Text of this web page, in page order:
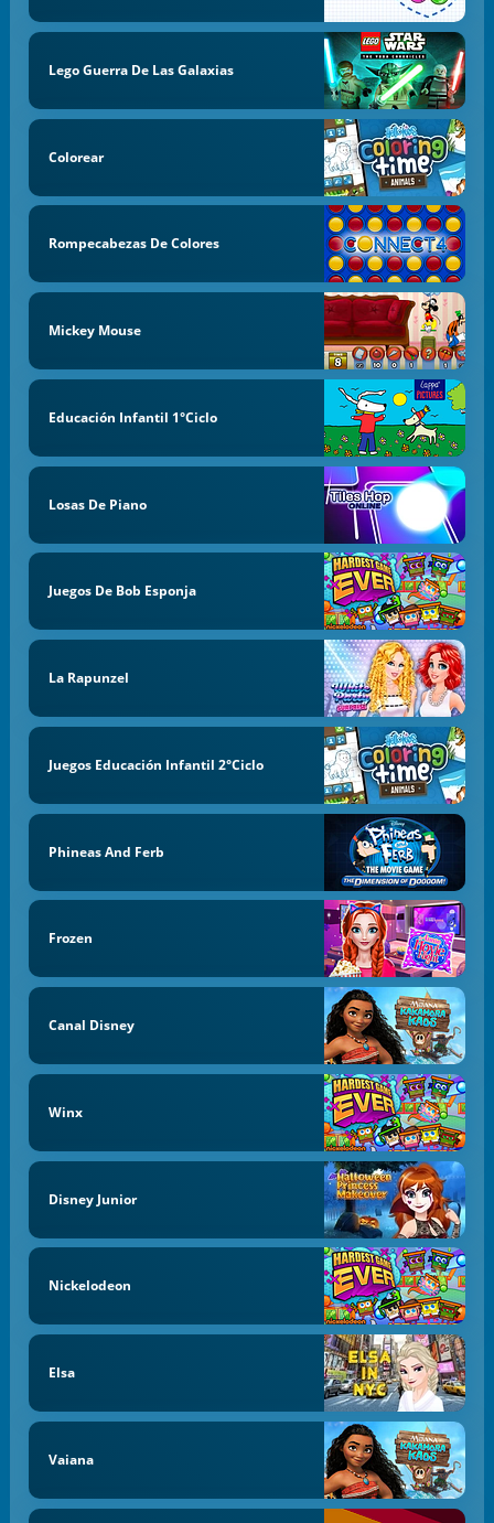
Lego Guerra De Las Galaxias
Colorear
Rompecabezas De Colores
Mickey Mouse
Educación Infantil 1°Ciclo
Losas De Piano
Juegos De Bob Esponja
La Rapunzel
Juegos Educación Infantil 2°Ciclo
Phineas And Ferb
Frozen
Canal Disney
Winx
Disney Junior
Nickelodeon
Elsa
Vaiana